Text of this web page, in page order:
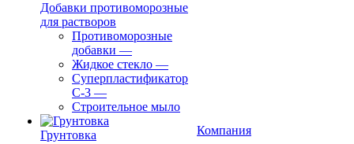
Добавки противоморозные
для растворов
Противоморозные
добавки —
Жидкое стекло —
Суперпластификатор
С-3 —
Строительное мыло
Грунтовка
Компания